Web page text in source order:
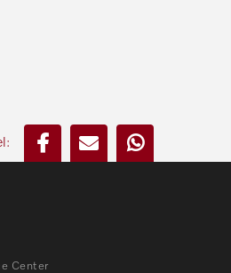
Center